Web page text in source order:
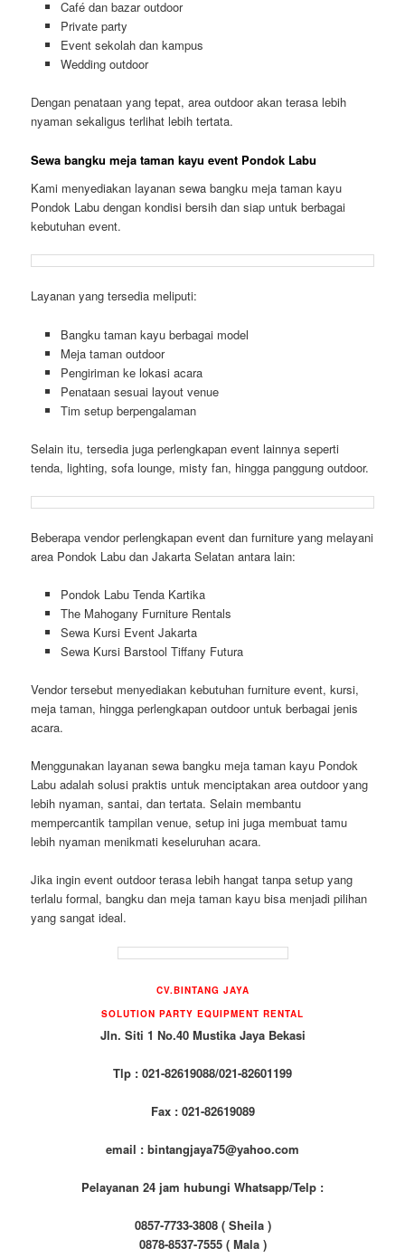
Café dan bazar outdoor
Private party
Event sekolah dan kampus
Wedding outdoor
Dengan penataan yang tepat, area outdoor akan terasa lebih
nyaman sekaligus terlihat lebih tertata.
Sewa bangku meja taman kayu event Pondok Labu
Kami menyediakan layanan sewa bangku meja taman kayu
Pondok Labu dengan kondisi bersih dan siap untuk berbagai
kebutuhan event.
Layanan yang tersedia meliputi:
Bangku taman kayu berbagai model
Meja taman outdoor
Pengiriman ke lokasi acara
Penataan sesuai layout venue
Tim setup berpengalaman
Selain itu, tersedia juga perlengkapan event lainnya seperti
tenda, lighting, sofa lounge, misty fan, hingga panggung outdoor.
Beberapa vendor perlengkapan event dan furniture yang melayani
area Pondok Labu dan Jakarta Selatan antara lain:
Pondok Labu Tenda Kartika
The Mahogany Furniture Rentals
Sewa Kursi Event Jakarta
Sewa Kursi Barstool Tiffany Futura
Vendor tersebut menyediakan kebutuhan furniture event, kursi,
meja taman, hingga perlengkapan outdoor untuk berbagai jenis
acara.
Menggunakan layanan sewa bangku meja taman kayu Pondok
Labu adalah solusi praktis untuk menciptakan area outdoor yang
lebih nyaman, santai, dan tertata. Selain membantu
mempercantik tampilan venue, setup ini juga membuat tamu
lebih nyaman menikmati keseluruhan acara.
Jika ingin event outdoor terasa lebih hangat tanpa setup yang
terlalu formal, bangku dan meja taman kayu bisa menjadi pilihan
yang sangat ideal.
CV.BINTANG JAYA
SOLUTION PARTY EQUIPMENT RENTAL
Jln. Siti 1 No.40 Mustika Jaya Bekasi
Tlp : 021-82619088/021-82601199
Fax : 021-82619089
email : bintangjaya75@yahoo.com
Pelayanan 24 jam hubungi Whatsapp/Telp :
0857-7733-3808 ( Sheila )
0878-8537-7555 ( Mala )